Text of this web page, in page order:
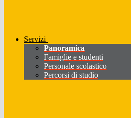
Servizi
Panoramica
Famiglie e studenti
Personale scolastico
Percorsi di studio